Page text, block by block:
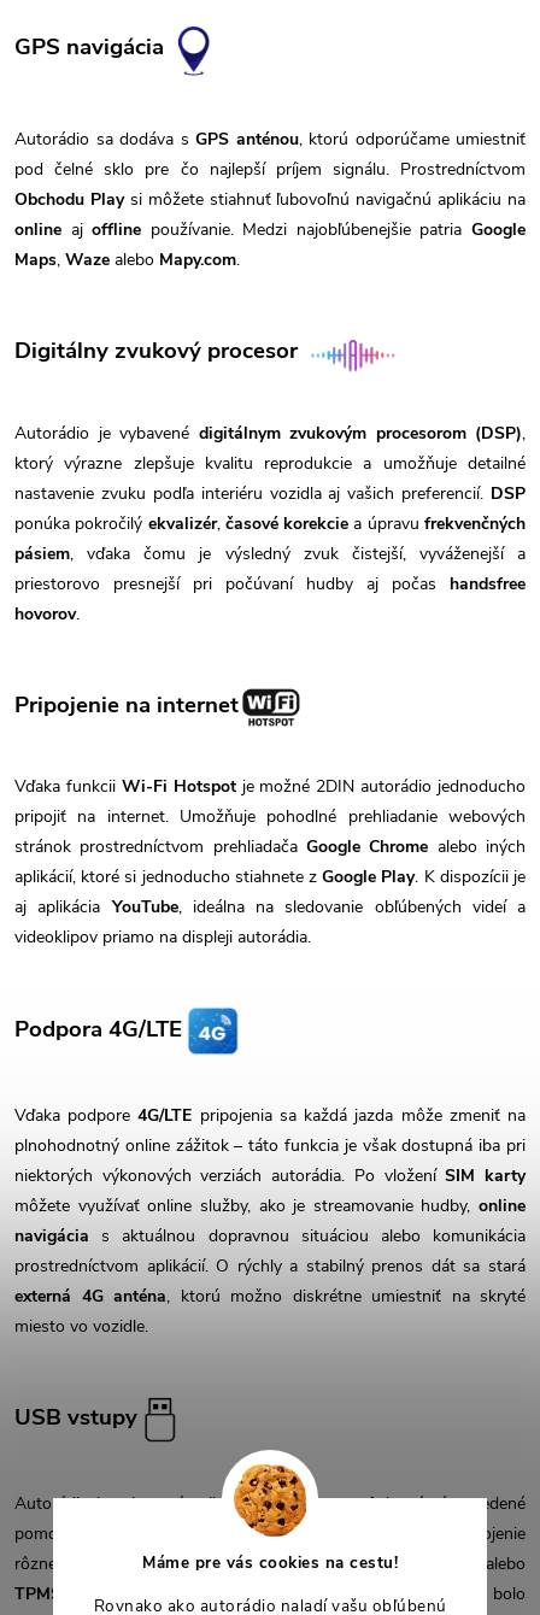
Máme pre vás cookies na cestu!
Rovnako ako autorádio naladí vašu obľúbenú
GPS navigácia
Autorádio sa dodáva s GPS anténou, ktorú odporúčame umiestniť
pod čelné sklo pre čo najlepší príjem signálu. Prostredníctvom
Obchodu Playsi môžete stiahnuť ľubovoľnú navigačnú aplikáciu na
online ajoffline používanie. Medzi najobľúbenejšie patriaGoogle
Maps, Waze alebo Mapy.com.
Digitálny zvukový procesor
Autorádio je vybavené digitálnym zvukovým procesorom (DSP),
ktorý výrazne zlepšuje kvalitu reprodukcie a umožňuje detailné
nastavenie zvuku podľa interiéru vozidla aj vašich preferencií. DSP
ponúka pokročilý ekvalizér, časové korekcie a úpravufrekvenčných
pásiem, vďaka čomu je výsledný zvuk čistejší, vyváženejší a
priestorovo presnejší pri počúvaní hudby aj počas handsfree
hovorov.
Pripojenie na internet
Vďaka funkcii Wi-Fi Hotspotje možné 2DIN autorádio jednoducho
pripojiť na internet. Umožňuje pohodlné prehliadanie webových
stránok prostredníctvom prehliadača Google Chrome alebo iných
aplikácií, ktoré si jednoducho stiahnete zGoogle Play. K dispozícii je
aj aplikáciaYouTube, ideálna na sledovanie obľúbených videí a
videoklipov priamo na displeji autorádia.
Podpora 4G/LTE
Vďaka podpore4G/LTE pripojenia sa každá jazda môže zmeniť na
plnohodnotný online zážitok – táto funkcia je však dostupná iba pri
niektorých výkonových verziách autorádia. Po vloženíSIM karty
môžete využívať online služby, ako je streamovanie hudby, online
navigácia s aktuálnou dopravnou situáciou alebo komunikácia
prostredníctvom aplikácií. O rýchly a stabilný prenos dát sa stará
externá 4G anténa, ktorú možno diskrétne umiestniť na skryté
miesto vo vozidle.
USB vstupy
Autorádio je vybavené celkovo3 USB vstupmi, ktoré sú vyvedené
pomocou káblov zo zadnej strany autorádia a slúžia na pripojenie
rôzneho príslušenstva, ako je DVR kamera,DAB+ anténa
alebo
TPMS modul
. USB káble majú dostatočnú dĺžku, aby ich bolo